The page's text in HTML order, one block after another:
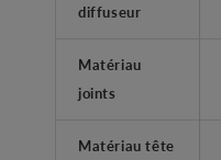
diffuseur
Matériau
joints
Matériau tête